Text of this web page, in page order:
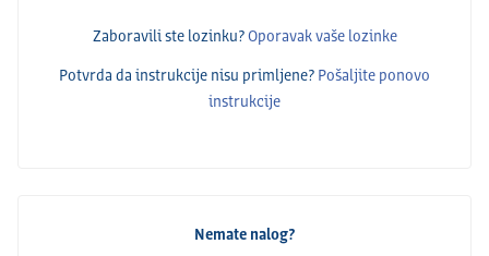
Zaboravili ste lozinku? Oporavak vaše lozinke
Potvrda da instrukcije nisu primlјene? Pošalјite ponovo
instrukcije
Nemate nalog?